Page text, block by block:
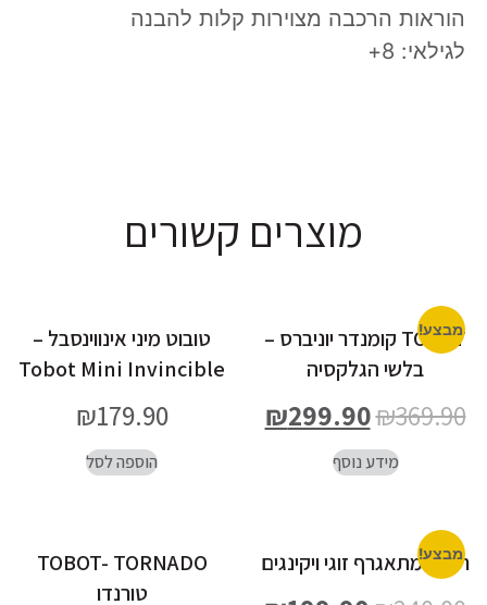
הוראות הרכבה מצוירות קלות להבנה
לגילאי: 8+
מוצרים קשורים
מבצע!
TOBOT קומנדר יוניברס –
בלשי הגלקסיה
₪369.90
₪299.90
מידע נוסף
טובוט מיני אינווינסבל –
Tobot Mini Invincible
₪179.90
הוספה לסל
מבצע!
רובוט מתאגרף זוגי ויקינגים
TOBOT- TORNADO
טורנדו